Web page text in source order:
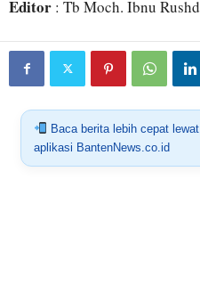
Editor : Tb Moch. Ibnu Rushd
Baca berita lebih cepat lewat
aplikasi BantenNews.co.id